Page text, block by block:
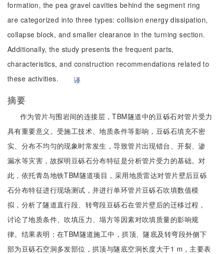
formation, the pea gravel cavities behind the segment ring
are categorized into three types: collision energy dissipation,
collapse block, and smaller clearance in the turning section.
Additionally, the study presents the frequent parts,
characteristics, and construction recommendations related to
these activities.
译
摘要
作为管片与围岩间的连接层，TBM隧道中的豆砾石对管片受力
具有重要意义。受施工技术、地质条件等影响，豆砾石填充不密
实、分布不均匀的现象时常发生，导致管片出现错台、开裂、渗
漏水等灾害，故探明豆砾石分布特征是分析管片受力的基础。对
此，依托青岛地铁TBM隧道项目，采用地质雷达对管片壁后豆砾
石分布特征进行现场测试，并进行单环管片豆砾石吹填数值模
拟，分析了隧道直行段、转弯段豆砾石在管片壁后的迁移过程，
讨论了地质条件、吹填压力、塌方等因素对吹填质量的影响规
律。结果表明：在TBM隧道施工中，拱顶、隧底及转弯段外侧下
部为豆砾石空洞多发部位，拱顶与隧底空洞长度大于1 m，主要表